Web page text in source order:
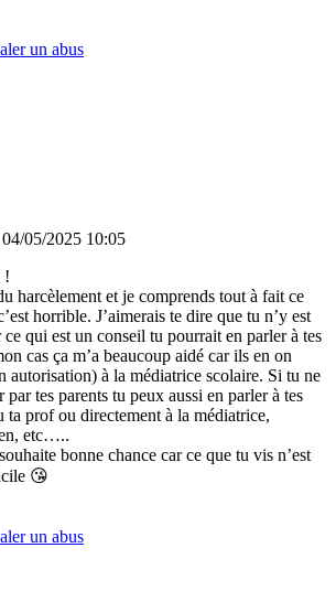
un abus
04/05/2025 10:05
!
harcèlement et je comprends tout à fait ce
horrible. J’aimerais te dire que tu n’y est
qui est un conseil tu pourrait en parler à tes
cas ça m’a beaucoup aidé car ils en on
autorisation) à la médiatrice scolaire. Si tu ne
par tes parents tu peux aussi en parler à tes
ta prof ou directement à la médiatrice,
etc…..
bonne chance car ce que tu vis n’est
😘
un abus